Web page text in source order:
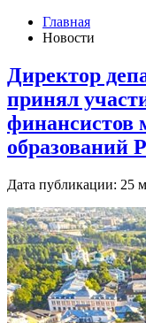
Главная
Новости
Директор
принял
финансистов
образований
Дата публикации: 25